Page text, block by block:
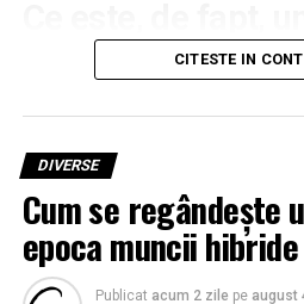
dentar Straumann
Un implant dentar nu e dintele
se fixează în os, exact acolo
naturală. Pe el se prinde apoi o
peste ea vine coroana, adică
seamănă cu un dinte adevărat.
CITESTE IN
DIVERSE
Cum se regândește
epoca muncii hibride
Publicat acum 2 zile pe august